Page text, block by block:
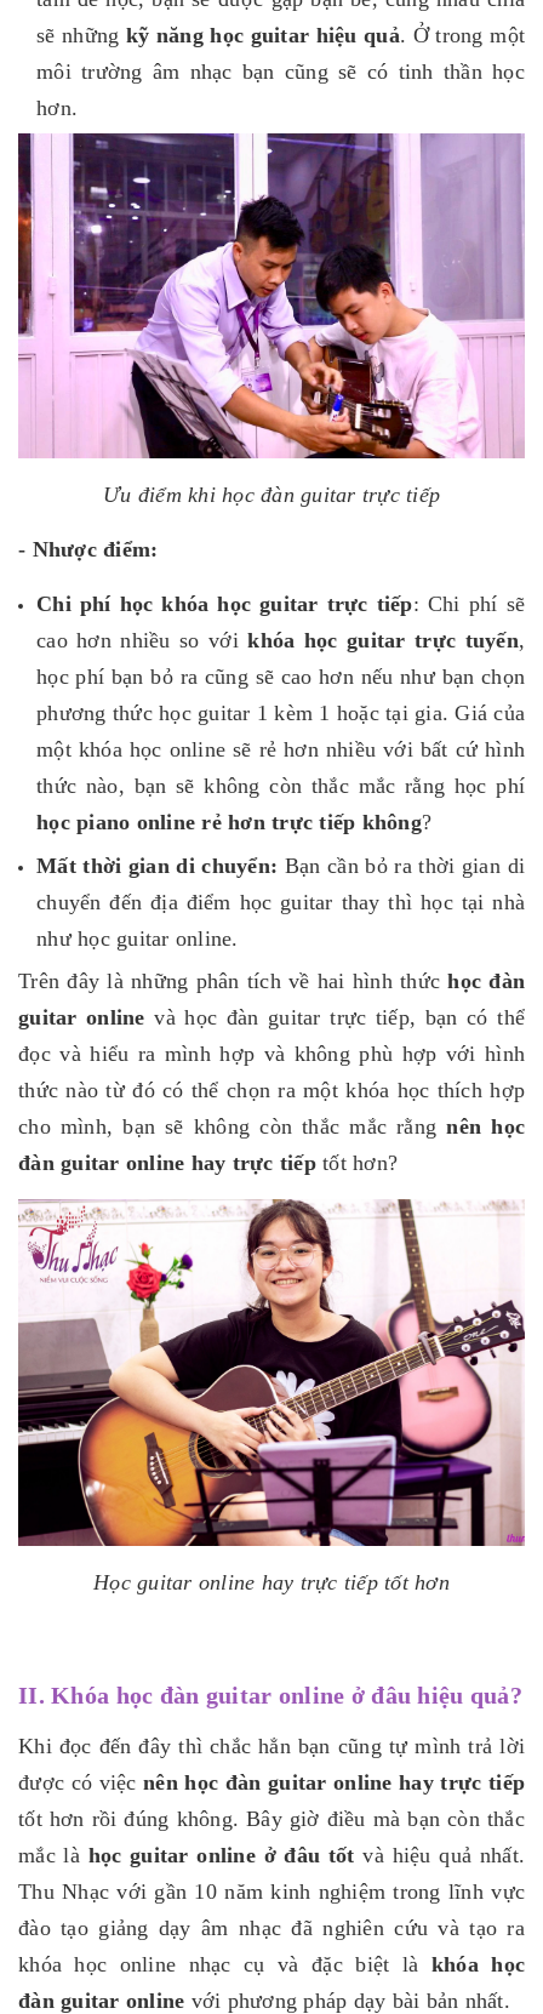
sẽ những kỹ năng học guitar hiệu quả. Ở trong một
môi trường âm nhạc bạn cũng sẽ có tinh thần học
hơn.
Ưu điểm khi học đàn guitar trực tiếp
- Nhược điểm:
Chi phí học khóa học guitar trực tiếp: Chi phí sẽ
cao hơn nhiều so vớikhóa học guitar trực tuyến,
học phí bạn bỏ ra cũng sẽ cao hơn nếu như bạn chọn
phương thức học guitar 1 kèm 1 hoặc tại gia. Giá của
một khóa học online sẽ rẻ hơn nhiều với bất cứ hình
thức nào, bạn sẽ không còn thắc mắc rằng học phí
học piano online rẻ hơn trực tiếp không?
Mất thời gian di chuyển: Bạn cần bỏ ra thời gian di
chuyển đến địa điểm học guitar thay thì học tại nhà
như học guitar online.
Trên đây là những phân tích về hai hình thứchọc đàn
guitar online và học đàn guitar trực tiếp, bạn có thể
đọc và hiểu ra mình hợp và không phù hợp với hình
thức nào từ đó có thể chọn ra một khóa học thích hợp
cho mình, bạn sẽ không còn thắc mắc rằngnên học
đàn guitar online hay trực tiếptốt hơn?
Học guitar online hay trực tiếp tốt hơn
II. Khóa học đàn guitar online ở đâu hiệu quả?
Khi đọc đến đây thì chắc hẳn bạn cũng tự mình trả lời
được có việcnên học đàn guitar online hay trực tiếp
tốt hơn rồi đúng không. Bây giờ điều mà bạn còn thắc
mắc là học guitar online ở đâu tốt và hiệu quả nhất.
Thu Nhạc với gần 10 năm kinh nghiệm trong lĩnh vực
đào tạo giảng dạy âm nhạc đã nghiên cứu và tạo ra
khóa học online nhạc cụ và đặc biệt là khóa học
đàn guitar online với phương pháp dạy bài bản nhất.